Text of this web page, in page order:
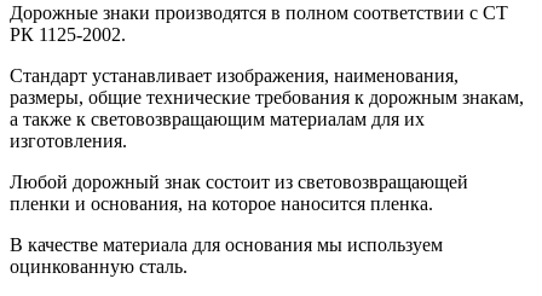
Дорожные знаки производятся в полном соответствии с СТ
РК 1125-2002.
Стандарт устанавливает изображения, наименования,
размеры, общие технические требования к дорожным знакам,
а также к световозвращающим материалам для их
изготовления.
Любой дорожный знак состоит из световозвращающей
пленки и основания, на которое наносится пленка.
В качестве материала для основания мы используем
оцинкованную сталь.